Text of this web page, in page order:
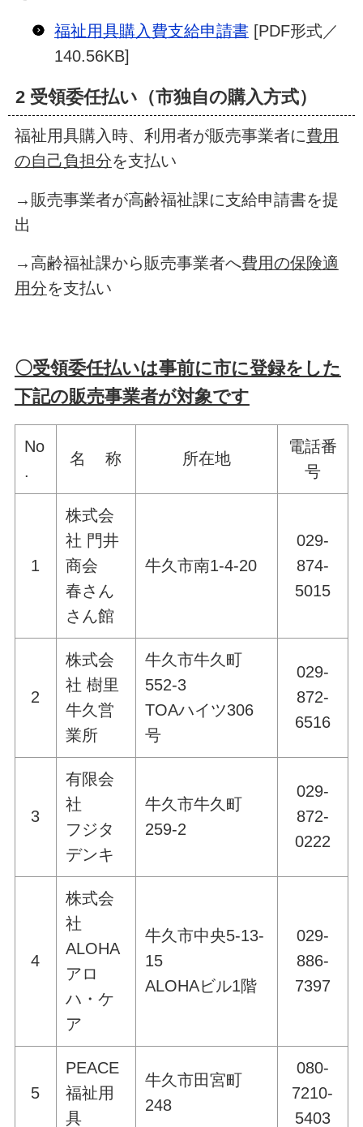
福祉用具購入費支給申請書[PDF形式／
140.56KB]
2 受領委任払い（市独自の購入方式）
福祉用具購入時、利用者が販売事業者に費用
の自己負担分を支払い
→販売事業者が高齢福祉課に支給申請書を提
出
→高齢福祉課から販売事業者へ費用の保険適
用分を支払い
〇受領委任払いは事前に市に登録をした
下記の販売事業者が対象です
No
.
名 称 所在地
電話番
号
1
株式会
社 門井
商会
春さん
さん館
牛久市南1-4-20
029-
874-
5015
2
株式会
社 樹里
牛久営
業所
牛久市牛久町
552-3
TOAハイツ306
号
029-
872-
6516
3
有限会
社
フジタ
デンキ
牛久市牛久町
259-2
029-
872-
0222
4
株式会
社
ALOHA
アロ
ハ・ケ
ア
牛久市中央5-13-
15
ALOHAビル1階
029-
886-
7397
5
PEACE
福祉用
具
牛久市田宮町
248
080-
7210-
5403